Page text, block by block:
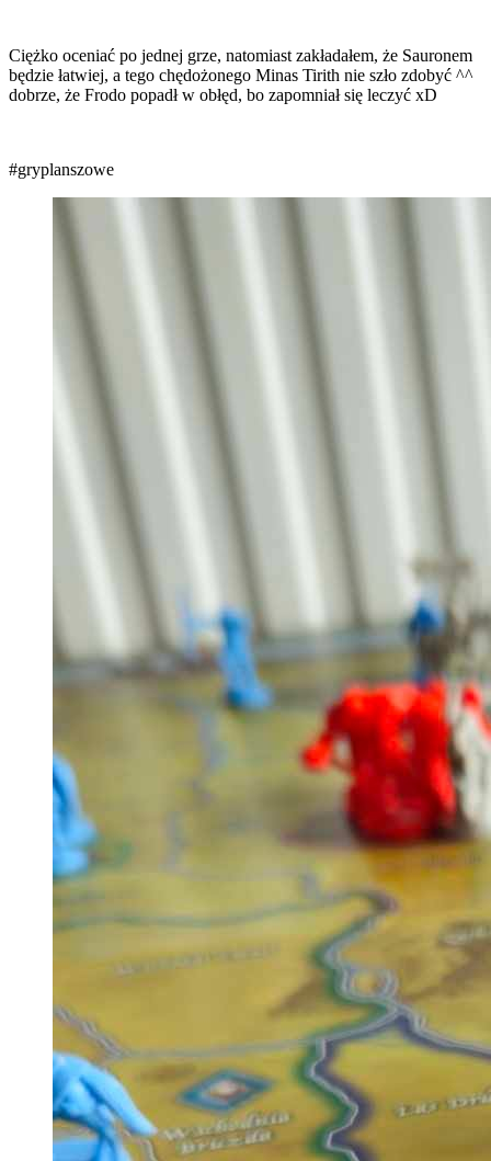
Ciężko oceniać po jednej grze, natomiast zakładałem, że Sauronem
będzie łatwiej, a tego chędożonego Minas Tirith nie szło zdobyć ^^
dobrze, że Frodo popadł w obłęd, bo zapomniał się leczyć xD
#gryplanszowe